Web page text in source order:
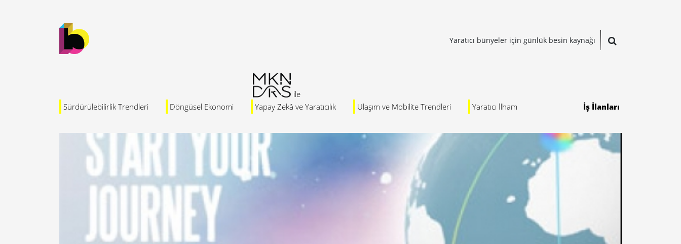
Yaratıcı bünyeler için günlük besin kaynağı
Sürdürülebilirlik Trendleri Döngüsel Ekonomi Yapay Zekâ ve Yaratıcılık Ulaşım ve Mobilite Trendleri Yaratıcı İlham İş İlanları